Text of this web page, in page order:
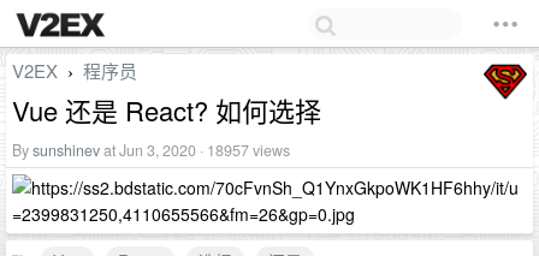
V2EX › 程序员
Vue 还是 React? 如何选择
Bysunshinevat Jun 3, 2020 · 18957 views